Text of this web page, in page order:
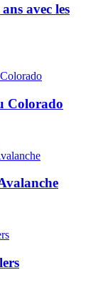
avec les
Colorado